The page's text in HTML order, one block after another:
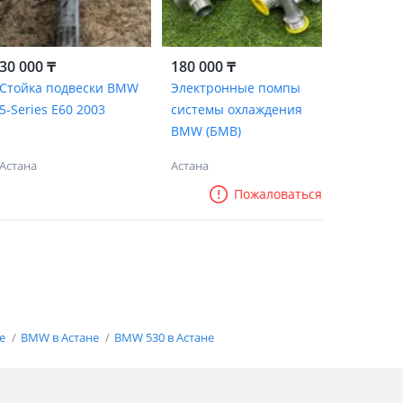
30 000 ₸
Стойка подвески BMW
5-Series E60 2003
Астана
180 000 ₸
Электронные помпы
системы охлаждения
BMW (БМВ)
Астана
Пожаловаться
BMW в Астане BMW 530 в Астане